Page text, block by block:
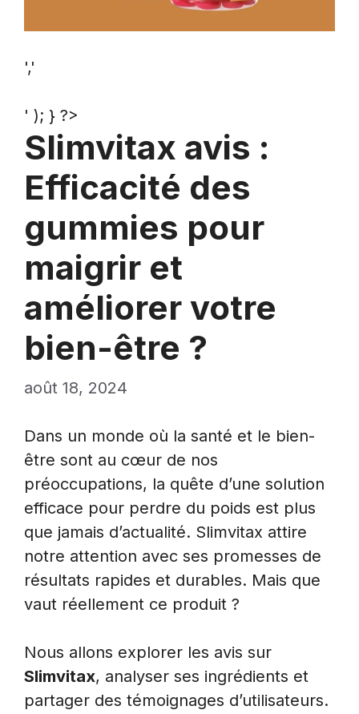
','
' ); } ?>
Slimvitax avis :
Efficacité des
gummies pour
maigrir et
améliorer votre
bien-être ?
août 18, 2024
Dans un monde où la santé et le bien-
être sont au cœur de nos
préoccupations, la quête d’une solution
efficace pour perdre du poids est plus
que jamais d’actualité. Slimvitax attire
notre attention avec ses promesses de
résultats rapides et durables. Mais que
vaut réellement ce produit ?
Nous allons explorer les avis sur
Slimvitax, analyser ses ingrédients et
partager des témoignages d’utilisateurs.